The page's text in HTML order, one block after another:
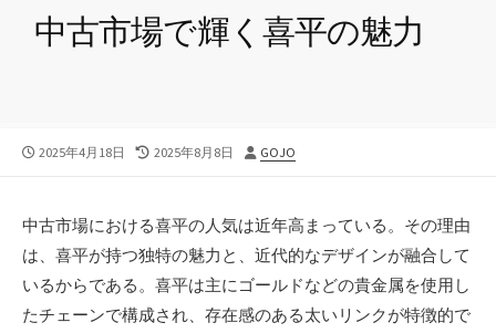
中古市場で輝く喜平の魅力
公
2025年4月18日
最
新
日
2025年8月8日
投
GOJO
中古市場における喜平の人気は近年高まっている。 その理由
は、喜平が持つ独特の魅力と、近代的なデザインが融合して
いるからである。喜平は主にゴールドなどの貴金属を使用し
たチェーンで構成され、存在感のある太いリンクが特徴的で